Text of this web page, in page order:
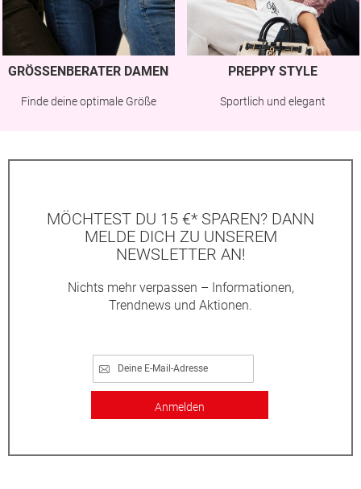
GRÖSSENBERATER DAMEN
Finde deine optimale Größe
PREPPY STYLE
Sportlich und elegant
MÖCHTEST DU 15 €* SPAREN? DANN
MELDE DICH ZU UNSEREM
NEWSLETTER AN!
Nichts mehr verpassen – Informationen,
Trendnews und Aktionen.
Anmelden